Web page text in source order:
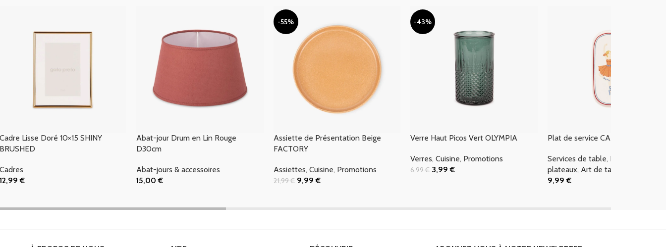
Cadre Lisse Doré 10×15 SHINY
BRUSHED
Cadres
12,99€
Abat-jour Drum en Lin Rouge
D30cm
Abat-jours & accessoires
15,00€
-55%
Assiette de Présentation Beige
FACTORY
Assiettes, Cuisine, Promotions
21,99€ 9,99€
-43%
Verre Haut Picos Vert OLYMPIA
Verres,Cuisine, Promotions
6,99€ 3,99€
Plat de service CARROSSEL
Services de table, Planches &
plateaux, Art de table
9,99€